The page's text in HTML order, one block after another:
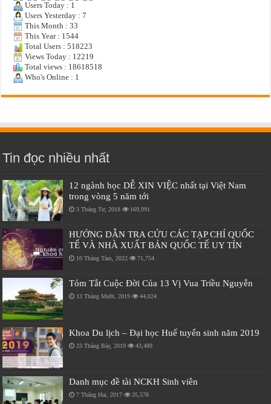
Users Today : 1
Users Yesterday : 7
This Month : 33
This Year : 1544
Total Users : 518223
Views Today : 12219
Total views : 18618518
Who's Online : 1
Tin đọc nhiều nhất
12 ngành học DỄ XIN VIỆC nhất tại Việt Nam
trong vòng 5 năm tới
3 Tháng Tư, 2018 169,991
HƯỚNG DẪN TRA CỨU CÁC TẠP CHÍ QUỐC
TẾ VÀ NHÀ XUẤT BẢN QUỐC TẾ UY TÍN
10 Tháng Tám, 2022 71,754
Tóm Tắt Cuộc Đời Của 13 Vị Vua Triều Nguyễn
13 Tháng Mười, 2019 44,024
Khoa Du lịch – Đại học Huế tuyển sinh năm 2019
23 Tháng Bảy, 2019 43,489
Danh mục đề tài NCKH Sinh viên
7 Tháng Hai, 2017 35,578